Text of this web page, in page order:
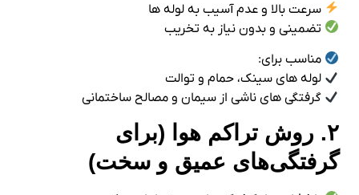
سرعت بالا و عدم آسیب به لوله‌ ها
تضمینی و بدون نیاز به تخریب
مناسب برای:
لوله‌ های سینک، حمام و توالت
گرفتگی‌ های ناشی از سیمان و مصالح ساختمانی
۲. روش تراکم هوا (برای
گرفتگی‌های عمیق و سخت)